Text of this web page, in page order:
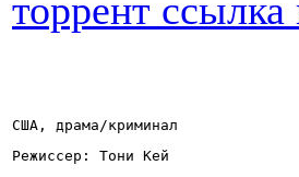
торрент
США, драма/криминал
Режиссер: Тони Кей